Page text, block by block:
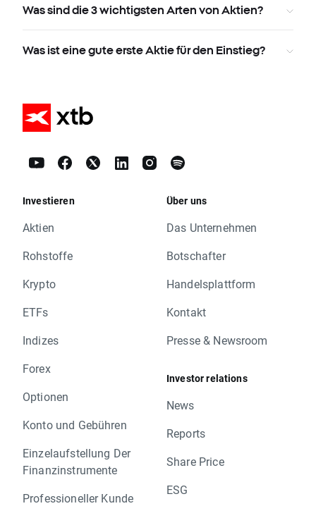
Was sind die 3 wichtigsten Arten von Aktien?
Was ist eine gute erste Aktie für den Einstieg?
Investieren
Aktien
Rohstoffe
Krypto
ETFs
Indizes
Forex
Optionen
Konto und Gebühren
Einzelaufstellung Der
Finanzinstrumente
Professioneller Kunde
Über uns
Das Unternehmen
Botschafter
Handelsplattform
Kontakt
Presse & Newsroom
Investor relations
News
Reports
Share Price
ESG